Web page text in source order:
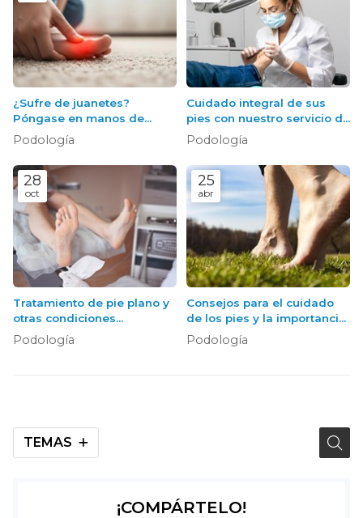
TEMAS
¿Sufre de juanetes?
Póngase en manos de
nuestro podólogo en
Sanxenxo
Podología
Cuidado integral de sus
pies con nuestro servicio de
podología
Podología
28
oct
Tratamiento de pie plano y
otras condiciones
podológicas comunes
Podología
25
abr
Consejos para el cuidado
de los pies y la importancia
de la podología preventiva
Podología
¡COMPÁRTELO!